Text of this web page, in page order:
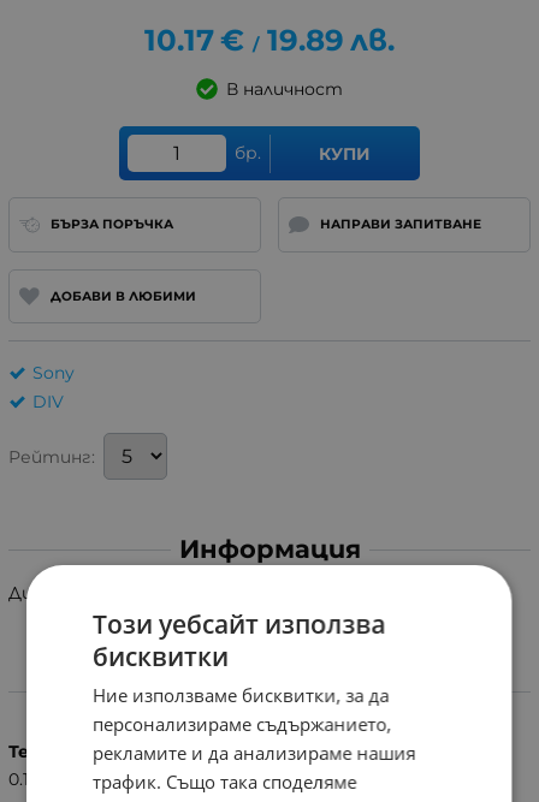
10.17€ / 19.89 лв.
В наличност
бр. КУПИ
БЪРЗА ПОРЪЧКА НАПРАВИ ЗАПИТВАНЕ
ДОБАВИ В ЛЮБИМИ
Sony
DIV
Рейтинг:
Информация
Дистанционно управление за SONY RM-Y183.
Характеристики
Тегло (кг.)
0.10
Този уебсайт използва
бисквитки
Ние използваме бисквитки, за да
персонализираме съдържанието,
рекламите и да анализираме нашия
трафик. Също така споделяме